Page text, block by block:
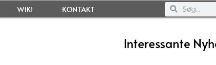
WIKI KONTAKT
Interessante